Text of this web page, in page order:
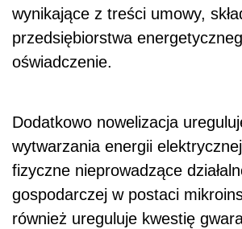
wynikające z treści umowy,
przedsiębiorstwa
oświadczenie.
Dodatkowo nowelizacja
wytwarzania energii
fizyczne nieprowadzące
gospodarczej w postaci
również ureguluje kwestię